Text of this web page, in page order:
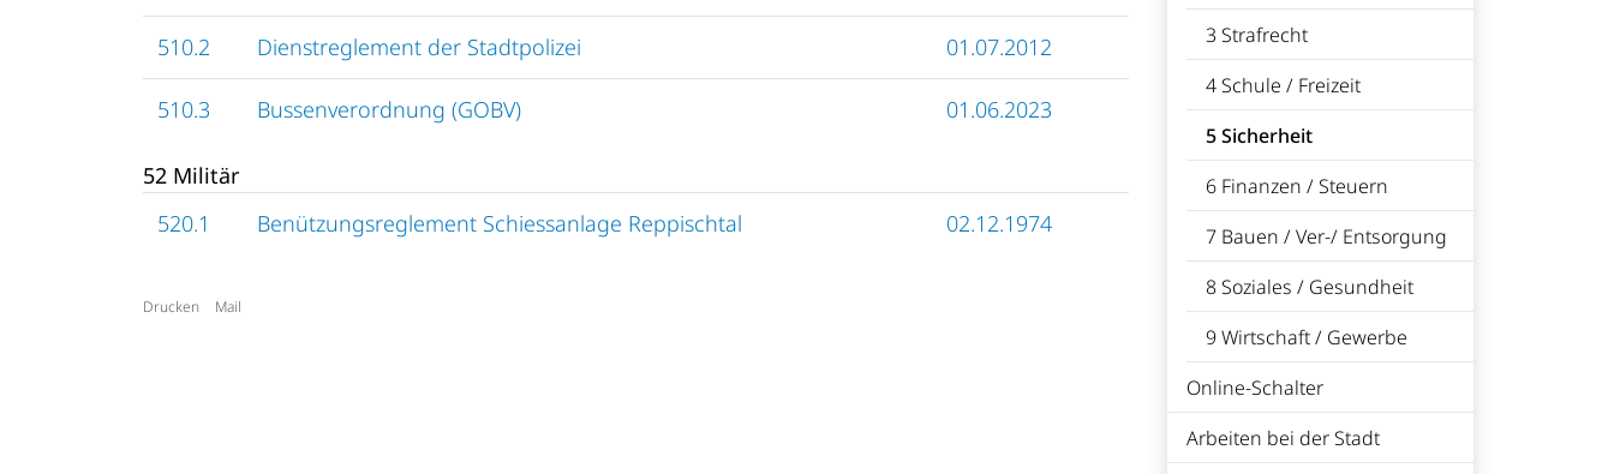
3 Strafrecht
4 Schule / Freizeit
5 Sicherheit
(ausgewählt)
6 Finanzen / Steuern
7 Bauen / Ver-/ Entsorgung
8 Soziales / Gesundheit
9 Wirtschaft / Gewerbe
Online-Schalter
Arbeiten bei der Stadt
510.2 Dienstreglement der Stadtpolizei 01.07.2012
510.3 Bussenverordnung (GOBV) 01.06.2023
52 Militär
520.1
Benützungsreglement Schiessanlage Reppischtal 02.12.1974
Drucken Mail